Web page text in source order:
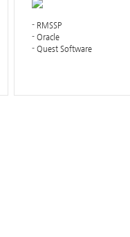
- RMSSP
- Oracle
- Quest Software